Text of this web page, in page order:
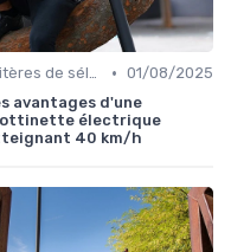
Critères de sélection (autonomie, vitesse, poids) • 01/08/2025
avantages d'une
électrique
40 km/h